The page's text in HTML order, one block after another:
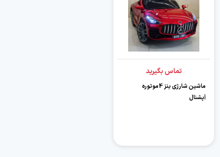
تماس بگیرید
ماشین شارژی بنز 4موتوره
آپشنال